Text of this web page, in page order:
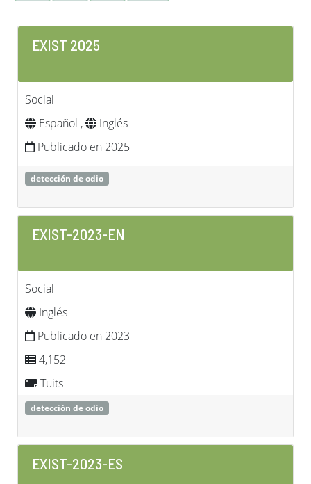
EXIST 2025
Social
Español ,
Inglés
Publicado en 2025
detección de odio
EXIST-2023-EN
Social
Inglés
Publicado en 2023
4,152
Tuits
detección de odio
EXIST-2023-ES